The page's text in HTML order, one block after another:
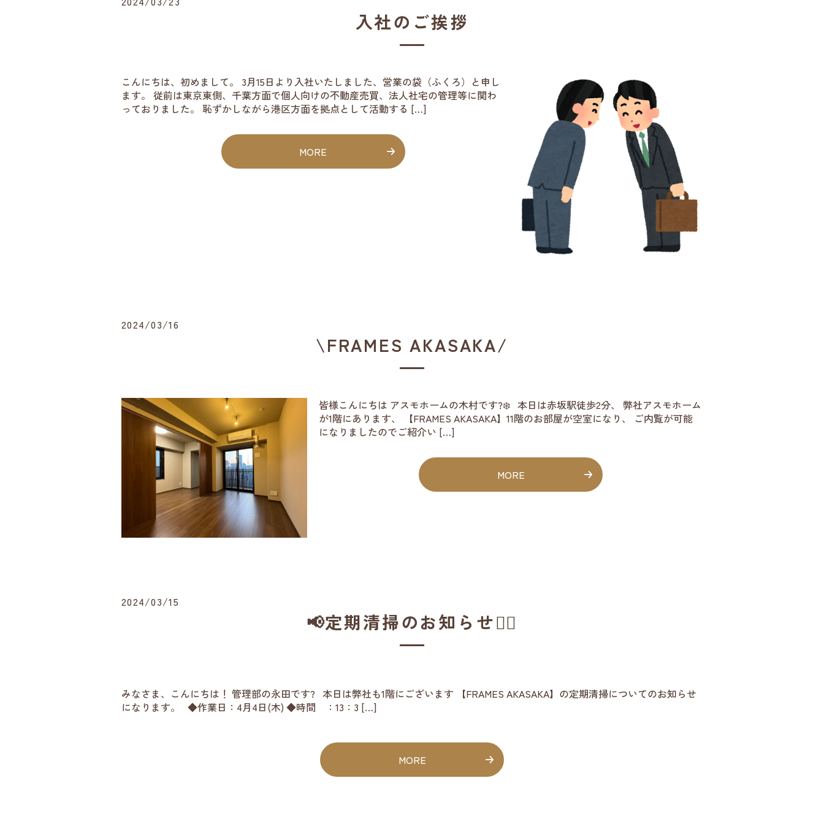
入社のご挨拶
こんにちは、初めまして。 3月15日より入社いたしました、営業の袋（ふくろ）と申し
ます。 従前は東京東側、千葉方面で個人向けの不動産売買、法人社宅の管理等に関わ
っておりました。 恥ずかしながら港区方面を拠点として活動する […]
MORE
2024/03/16
\FRAMES AKASAKA/
皆様こんにちは アスモホームの木村です?‍❄️ 本日は赤坂駅徒歩2分、 弊社アスモホーム
が1階にあります、 【FRAMES AKASAKA】11階のお部屋が空室になり、 ご内覧が可能
になりましたのでご紹介い […]
MORE
2024/03/15
📢定期清掃のお知らせ👷‍♀️
みなさま、こんにちは！ 管理部の永田です? 本日は弊社も1階にございます 【FRAMES AKASAKA】の定期清掃についてのお知らせ
になります。 ◆作業日：4月4日(木) ◆時間 ：13：3 […]
MORE